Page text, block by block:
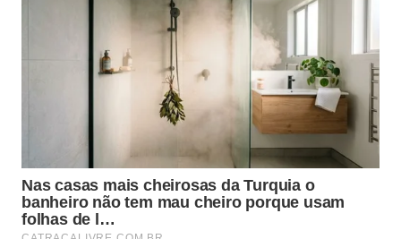
A hidratação é uma parte fundamental da rotina de
cuidados com a pele (Imagem: Prostock-studio |